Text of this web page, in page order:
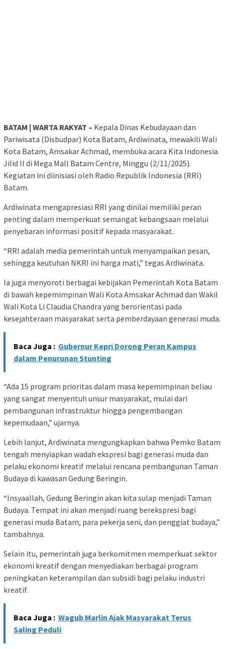
BATAM | WARTA RAKYAT – Kepala Dinas Kebudayaan dan
Pariwisata (Disbudpar) Kota Batam, Ardiwinata, mewakili Wali
Kota Batam, Amsakar Achmad, membuka acara Kita Indonesia
Jilid II di Mega Mall Batam Centre, Minggu (2/11/2025).
Kegiatan ini diinisiasi oleh Radio Republik Indonesia (RRI)
Batam.
Ardiwinata mengapresiasi RRI yang dinilai memiliki peran
penting dalam memperkuat semangat kebangsaan melalui
penyebaran informasi positif kepada masyarakat.
“RRI adalah media pemerintah untuk menyampaikan pesan,
sehingga keutuhan NKRI ini harga mati,” tegas Ardiwinata.
Ia juga menyoroti berbagai kebijakan Pemerintah Kota Batam
di bawah kepemimpinan Wali Kota Amsakar Achmad dan Wakil
Wali Kota Li Claudia Chandra yang berorientasi pada
kesejahteraan masyarakat serta pemberdayaan generasi muda.
Baca Juga : Gubernur Kepri Dorong Peran Kampus
dalam Penurunan Stunting
“Ada 15 program prioritas dalam masa kepemimpinan beliau
yang sangat menyentuh unsur masyarakat, mulai dari
pembangunan infrastruktur hingga pengembangan
kepemudaan,” ujarnya.
Lebih lanjut, Ardiwinata mengungkapkan bahwa Pemko Batam
tengah menyiapkan wadah ekspresi bagi generasi muda dan
pelaku ekonomi kreatif melalui rencana pembangunan Taman
Budaya di kawasan Gedung Beringin.
“Insyaallah, Gedung Beringin akan kita sulap menjadi Taman
Budaya. Tempat ini akan menjadi ruang berekspresi bagi
generasi muda Batam, para pekerja seni, dan penggiat budaya,”
tambahnya.
Selain itu, pemerintah juga berkomitmen memperkuat sektor
ekonomi kreatif dengan menyediakan berbagai program
peningkatan keterampilan dan subsidi bagi pelaku industri
kreatif.
Baca Juga : Wagub Marlin Ajak Masyarakat Terus
Saling Peduli